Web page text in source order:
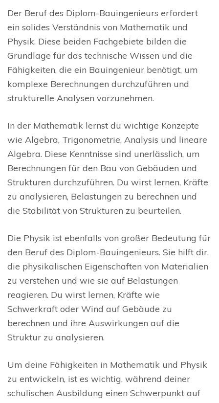
Der Beruf des Diplom-Bauingenieurs erfordert
ein solides Verständnis von Mathematik und
Physik. Diese beiden Fachgebiete bilden die
Grundlage für das technische Wissen und die
Fähigkeiten, die ein Bauingenieur benötigt, um
komplexe Berechnungen durchzuführen und
strukturelle Analysen vorzunehmen.
In der Mathematik lernst du wichtige Konzepte
wie Algebra, Trigonometrie, Analysis und lineare
Algebra. Diese Kenntnisse sind unerlässlich, um
Berechnungen für den Bau von Gebäuden und
Strukturen durchzuführen. Du wirst lernen, Kräfte
zu analysieren, Belastungen zu berechnen und
die Stabilität von Strukturen zu beurteilen.
Die Physik ist ebenfalls von großer Bedeutung für
den Beruf des Diplom-Bauingenieurs. Sie hilft dir,
die physikalischen Eigenschaften von Materialien
zu verstehen und wie sie auf Belastungen
reagieren. Du wirst lernen, Kräfte wie
Schwerkraft oder Wind auf Gebäude zu
berechnen und ihre Auswirkungen auf die
Struktur zu analysieren.
Um deine Fähigkeiten in Mathematik und Physik
zu entwickeln, ist es wichtig, während deiner
schulischen Ausbildung einen Schwerpunkt auf